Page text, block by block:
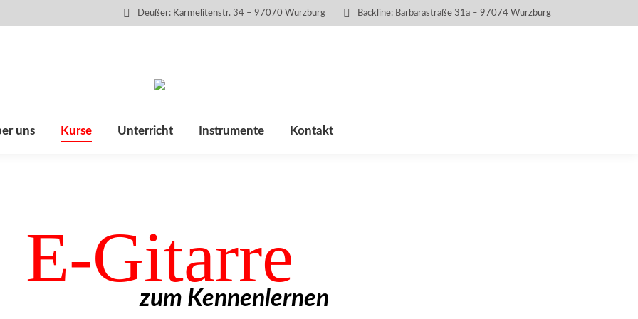
Deußer: Karmelitenstr. 34 – 97070 Würzburg Backline: Barbarastraße 31a – 97074 Würzburg
uns Kurse Unterricht Instrumente Kontakt
E-Gitarre
zum Kennenlernen